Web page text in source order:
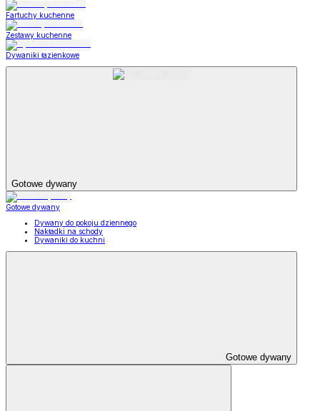
Fartuchy kuchenne
Zestawy kuchenne
Dywaniki łazienkowe
Gotowe dywany
Gotowe dywany
Dywany do pokoju dziennego
Nakładki na schody
Dywaniki do kuchni
Gotowe dywany